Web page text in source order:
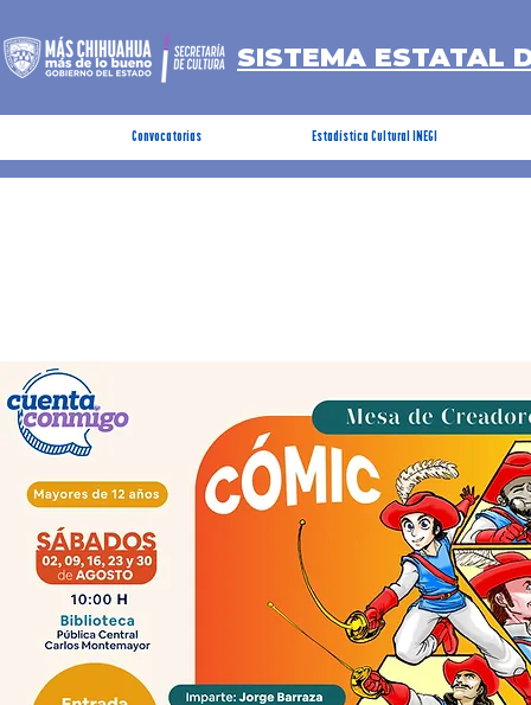
SISTEMA ESTATAL
Convocatorias Estadística Cultural INEGI